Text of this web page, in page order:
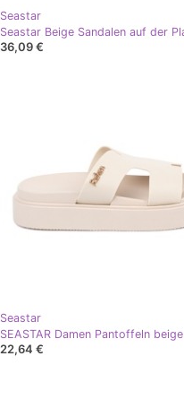
Seastar
36,09 €
Seastar
SEASTAR Damen Pantoffeln beige
22,64 €